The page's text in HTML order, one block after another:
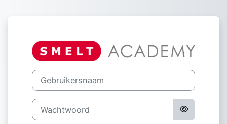
Login op
Gebruikersnaam
Wachtwoord